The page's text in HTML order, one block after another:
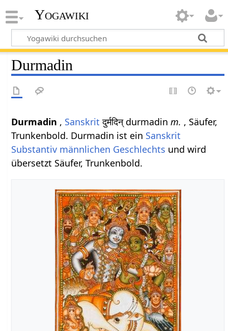
Yogawiki
Durmadin
Durmadin , Sanskrit दुर्मदिन् durmadinm. , Säufer,
Trunkenbold. Durmadin ist ein Sanskrit
Substantiv männlichen Geschlechts und wird
übersetzt Säufer, Trunkenbold.